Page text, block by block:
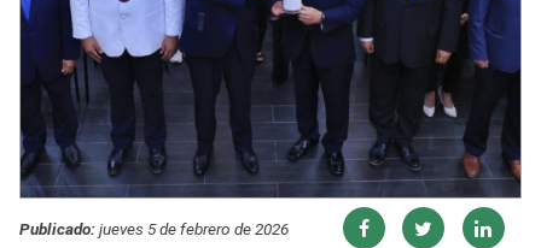
Publicado:jueves 5 de febrero de 2026